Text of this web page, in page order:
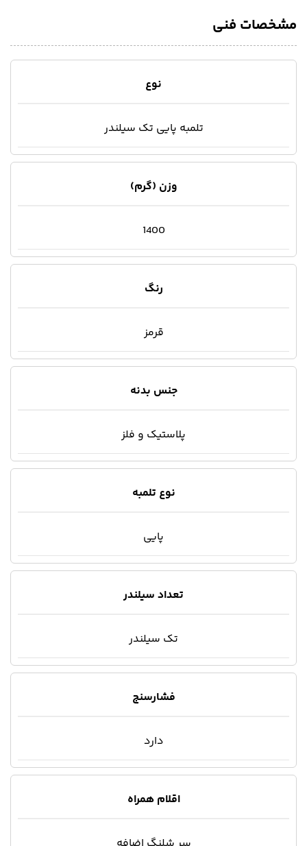
مشخصات فنی
نوع
تلمبه پایی تک سیلندر
وزن (گرم)
1400
رنگ
قرمز
جنس بدنه
پلاستیک و فلز
نوع تلمبه
پایی
تعداد سیلندر
تک سیلندر
فشارسنج
دارد
اقلام همراه